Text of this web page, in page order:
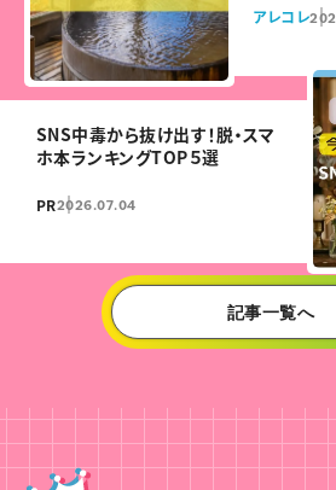
アレコレ
SNS中毒から抜け出す！脱・スマ
ホ本ランキングTOP５選
PR2026.07.04
記事一覧へ